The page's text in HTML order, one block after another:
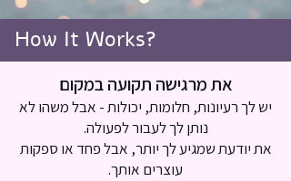
How It Works?
את מרגישה תקועה במקום
יש לך רעיונות, חלומות, יכולות - אבל משהו לא
נותן לך לעבור לפעולה.
את יודעת שמגיע לך יותר, אבל פחד או ספקות
עוצרים אותך.